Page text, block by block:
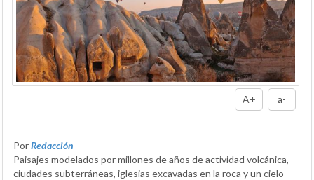
A+ a-
PorRedacción
Paisajes modelados por millones de años de actividad volcánica,
ciudades subterráneas, iglesias excavadas en la roca y un cielo